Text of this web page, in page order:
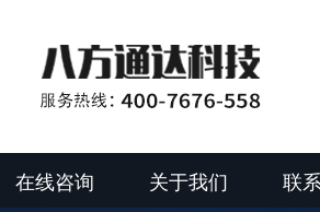
在线咨询 关于我们 联